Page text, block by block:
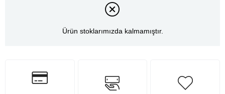
Ürün stoklarımızda kalmamıştır.